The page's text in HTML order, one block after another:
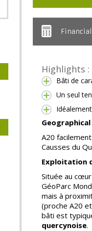
Highlights :
Bâti de
Un seul
A20
Causses du
Exploitation
Située au
GéoParc
mais à
(proche A20
bâti est
quercynoise.